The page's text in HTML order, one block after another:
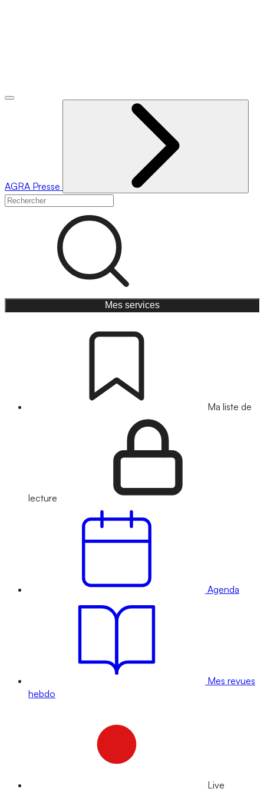
AGRA Presse
Mes services
Ma liste de
lecture
Agenda
Mes revues
hebdo
Live